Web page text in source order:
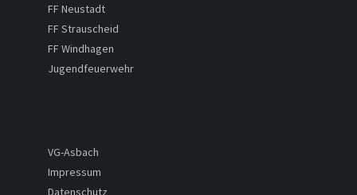
FF Neustadt
FF Strauscheid
FF Windhagen
Jugendfeuerwehr
VG-Asbach
Impressum
Datenschutz